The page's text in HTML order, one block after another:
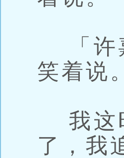
「许
笑着说。
我这
了，我